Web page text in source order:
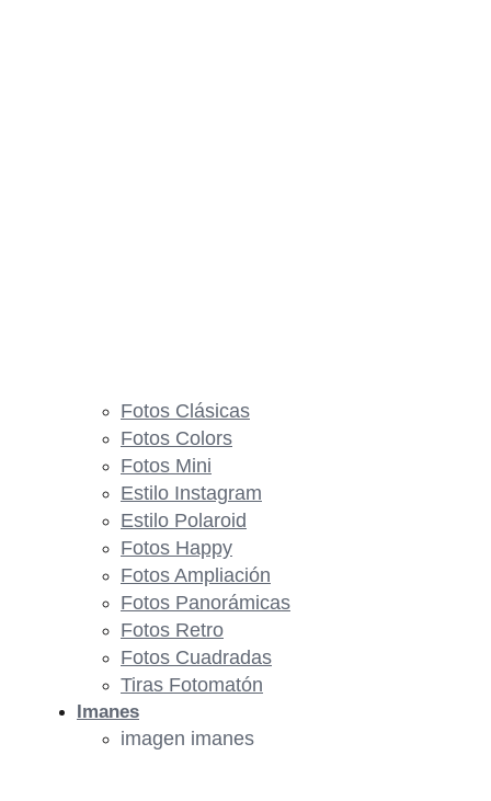
Fotos Clásicas
Fotos Colors
Fotos Mini
Estilo Instagram
Estilo Polaroid
Fotos Happy
Fotos Ampliación
Fotos Panorámicas
Fotos Retro
Fotos Cuadradas
Tiras Fotomatón
Imanes
imagen imanes